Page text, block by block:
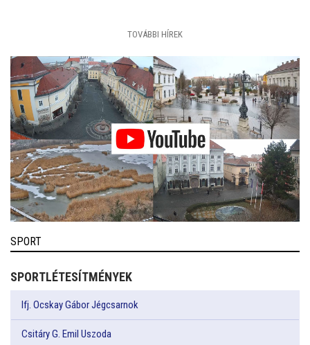
TOVÁBBI HÍREK
SPORT
SPORTLÉTESÍTMÉNYEK
Ifj. Ocskay Gábor Jégcsarnok
Csitáry G. Emil Uszoda